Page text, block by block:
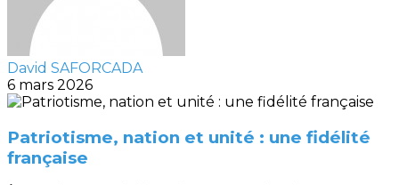
David SAFORCADA
6 mars 2026
Patriotisme, nation et unité : une fidélité
française